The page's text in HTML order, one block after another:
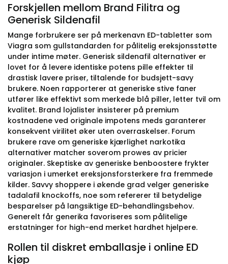
Forskjellen mellom Brand Filitra og
Generisk Sildenafil
Mange forbrukere ser på merkenavn ED-tabletter som
Viagra som gullstandarden for pålitelig ereksjonsstøtte
under intime møter. Generisk sildenafil alternativer er
lovet for å levere identiske potens pille effekter til
drastisk lavere priser, tiltalende for budsjett-savy
brukere. Noen rapporterer at generiske stive faner
utfører like effektivt som merkede blå piller, letter tvil om
kvalitet. Brand lojalister insisterer på premium
kostnadene ved originale impotens meds garanterer
konsekvent virilitet øker uten overraskelser. Forum
brukere rave om generiske kjærlighet narkotika
alternativer matcher soverom prowes av pricier
originaler. Skeptiske av generiske benboostere frykter
variasjon i umerket ereksjonsforsterkere fra fremmede
kilder. Savvy shoppere i økende grad velger generiske
tadalafil knockoffs, noe som refererer til betydelige
besparelser på langsiktige ED-behandlingsbehov.
Generelt får generika favoriseres som pålitelige
erstatninger for high-end merket hardhet hjelpere.
Rollen til diskret emballasje i online ED
kjøp